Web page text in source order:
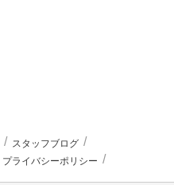
スタッフブログ
プライバシーポリシー